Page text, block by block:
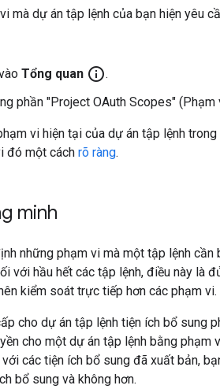
mà dự án tập lệnh của bạn hiện yêu
Tổng quan info_outline.
phần "Project OAuth Scopes" (Phạm
vi hiện tại của dự án tập lệnh
đó một cách rõ ràng.
minh
những phạm vi mà một tập lệnh
với hầu hết các tập lệnh, điều này
kiểm soát trực tiếp hơn các phạm vi.
cho dự án tập lệnh tiện ích bổ sung
cho một dự án tập lệnh bằng
với các tiện ích bổ sung đã xuất bản,
bổ sung và không hơn.